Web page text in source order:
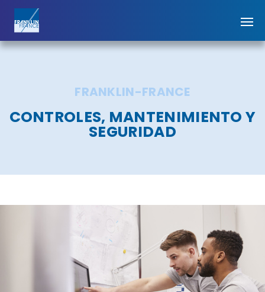
FRANKLIN-FRANCE
CONTROLES, MANTENIMIENTO Y
SEGURIDAD